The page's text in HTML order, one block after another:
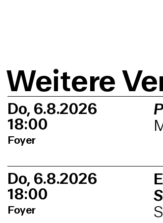
Weitere
Do, 6.8.2026
18:00
Foyer
Do, 6.8.2026
18:00
Foyer